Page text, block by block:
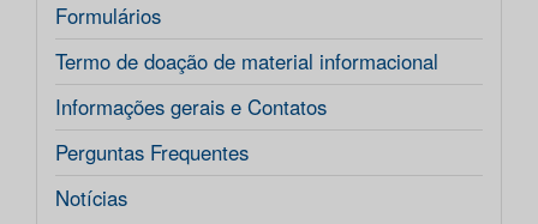
Formulários
Termo de doação de material informacional
Informações gerais e Contatos
Perguntas Frequentes
Notícias